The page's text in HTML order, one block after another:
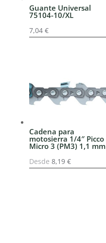
Guante Universal
75104-10/XL
7,04 €
Cadena para
motosierra 1/4″ Picco
Micro 3 (PM3) 1,1 mm
Desde 8,19 €